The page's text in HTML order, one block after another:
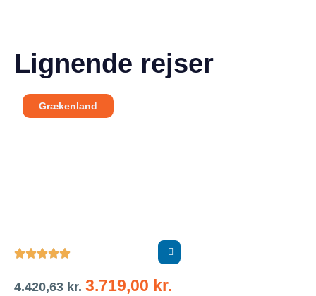
Lignende rejser
Grækenland

4.420,63kr. 3.719,00 kr.